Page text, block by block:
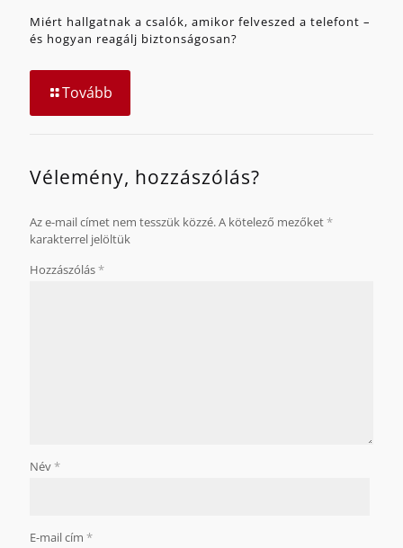
Miért hallgatnak a csalók, amikor felveszed a telefont –
és hogyan reagálj biztonságosan?
Tovább
Vélemény, hozzászólás?
Az e-mail címet nem tesszük közzé.A kötelező mezőket*
karakterrel jelöltük
Hozzászólás*
Név*
E-mail cím *